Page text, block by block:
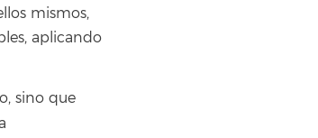
mismos,
aplicando
sino que